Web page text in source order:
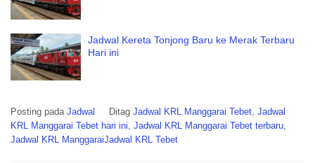
Jadwal Kereta Tonjong Baru ke Merak Terbaru
Hari ini
Posting pada Jadwal Ditag Jadwal KRL Manggarai Tebet, Jadwal
KRL Manggarai Tebet hari ini, Jadwal KRL Manggarai Tebet terbaru,
Jadwal KRL ManggaraiJadwal KRL Tebet